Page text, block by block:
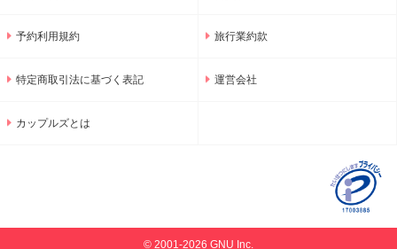
予約利用規約 旅行業約款
特定商取引法に基づく表記 運営会社
カップルズとは
© 2001-2026 GNU Inc.